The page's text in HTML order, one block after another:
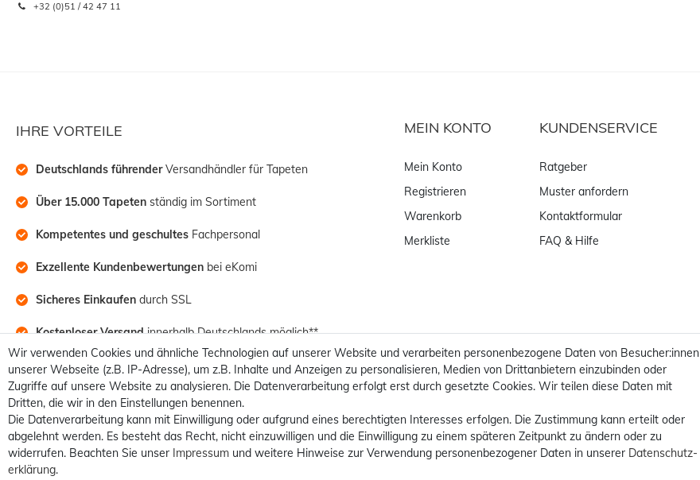
+32 (0)51 / 42 47 11
IHRE VORTEILE
Deutschlands führender Versandhändler für Tapeten
Über 15.000 Tapeten ständig im Sortiment
Kompetentes und geschultes Fachpersonal
Exzellente Kundenbewertungen bei eKomi
Sicheres Einkaufen durch SSL
Kostenloser Versand innerhalb Deutschlands möglich**
MEIN KONTO
Mein Konto
Registrieren
Warenkorb
Merkliste
KUNDENSERVICE
Ratgeber
Muster anfordern
Kontaktformular
FAQ & Hilfe
Wir verwenden Cookies und ähnliche Technologien auf unserer Website und verarbeiten personenbezogene Daten von Besucher:innen
unserer Webseite (z.B. IP-Adresse), um z.B. Inhalte und Anzeigen zu personalisieren, Medien von Drittanbietern einzubinden oder
Zugriffe auf unsere Website zu analysieren. Die Datenverarbeitung erfolgt erst durch gesetzte Cookies. Wir teilen diese Daten mit
Dritten, die wir in den Einstellungen benennen.
Die Datenverarbeitung kann mit Einwilligung oder aufgrund eines berechtigten Interesses erfolgen. Die Zustimmung kann erteilt oder
abgelehnt werden. Es besteht das Recht, nicht einzuwilligen und die Einwilligung zu einem späteren Zeitpunkt zu ändern oder zu
widerrufen. Beachten Sie unser Impressum und weitere Hinweise zur Verwendung personenbezogener Daten in unserer Daten­schutz­
erklärung.